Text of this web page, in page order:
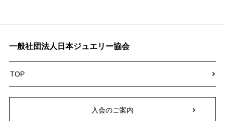
一般社団法人日本ジュエリー協会
TOP
入会のご案内